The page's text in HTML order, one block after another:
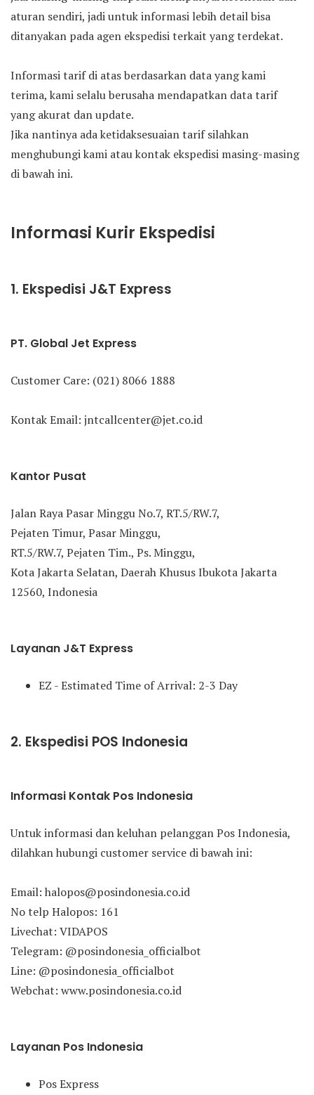
aturan sendiri, jadi untuk informasi lebih detail bisa
ditanyakan pada agen ekspedisi terkait yang terdekat.
Informasi tarif di atas berdasarkan data yang kami
terima, kami selalu berusaha mendapatkan data tarif
yang akurat dan update.
Jika nantinya ada ketidaksesuaian tarif silahkan
menghubungi kami atau kontak ekspedisi masing-masing
di bawah ini.
Informasi Kurir Ekspedisi
1. Ekspedisi J&T Express
PT. Global Jet Express
Customer Care: (021) 8066 1888
Kontak Email: jntcallcenter@jet.co.id
Kantor Pusat
Jalan Raya Pasar Minggu No.7, RT.5/RW.7,
Pejaten Timur, Pasar Minggu,
RT.5/RW.7, Pejaten Tim., Ps. Minggu,
Kota Jakarta Selatan, Daerah Khusus Ibukota Jakarta
12560, Indonesia
Layanan J&T Express
EZ - Estimated Time of Arrival: 2-3 Day
2. Ekspedisi POS Indonesia
Informasi Kontak Pos Indonesia
Untuk informasi dan keluhan pelanggan Pos Indonesia,
dilahkan hubungi customer service di bawah ini:
Email: halopos@posindonesia.co.id
No telp Halopos: 161
Livechat: VIDAPOS
Telegram: @posindonesia_officialbot
Line: @posindonesia_officialbot
Webchat: www.posindonesia.co.id
Layanan Pos Indonesia
Pos Express